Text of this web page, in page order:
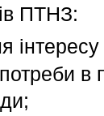
ПТНЗ:
в